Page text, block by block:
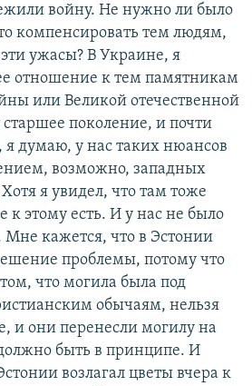
войну. Не нужно ли было
компенсировать тем людям,
ужасы? В Украине, я
отношение к тем памятникам
или Великой отечественной
поколение, и почти
думаю, у нас таких нюансов
возможно, западных
я увидел, что там тоже
этому есть. И у нас не было
Мне кажется, что в Эстонии
проблемы, потому что
что могила была под
обычаям, нельзя
и они перенесли могилу на
быть в принципе. И
возлагал цветы вчера к